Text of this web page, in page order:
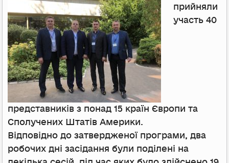
прийняли
участь 40
представників з понад 15 країн Європи та
Сполучених Штатів Америки.
Відповідно до затвердженої програми, два
робочих дні засідання були поділені на